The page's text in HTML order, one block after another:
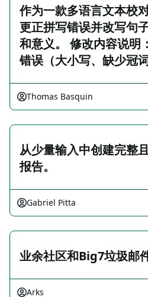
作为一款多语言文本校
更正拼写错误并改写句
和意义。 修改内容说明
错误（大小写、缺少冠
Thomas Basquin
从少量输入中创建完整
报告。
Gabriel Pitta
业余社区和Big7垃圾邮
Arks